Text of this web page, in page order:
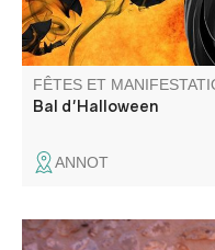
FÊTES ET
Bal d'Halloween
ANNOT